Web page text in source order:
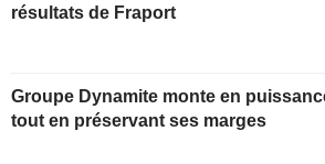
résultats de Fraport
Groupe Dynamite monte en
tout en préservant ses marges